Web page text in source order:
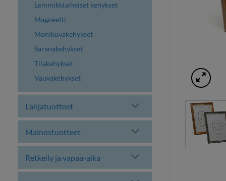
Lemmikkiaiheiset kehykset
Magneetti
Monikuvakehykset
Saranakehykset
Tilakehykset
Vauvakehykset
Lahjatuotteet
Mainostuotteet
Retkeily ja vapaa-aika